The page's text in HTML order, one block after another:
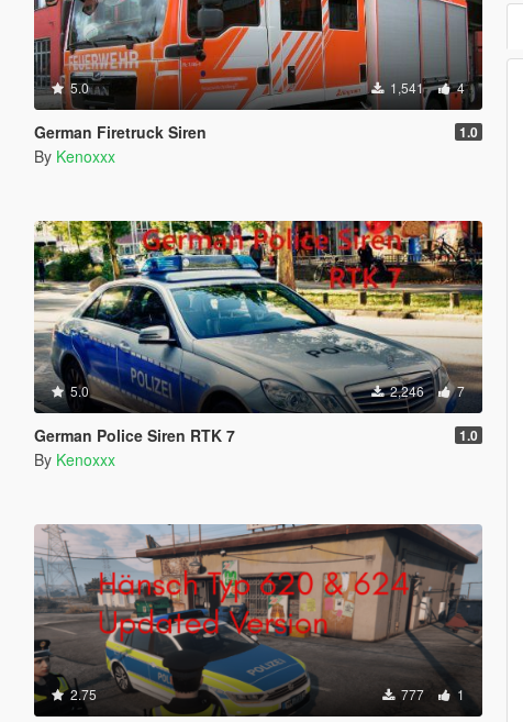
5.0 1,541 4
German Firetruck Siren 1.0
By Kenoxxx
5.0 2,246 7
German Police Siren RTK 7 1.0
By Kenoxxx
2.75 777 1